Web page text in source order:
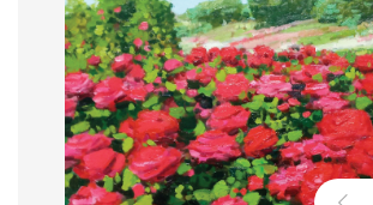
암환자의 관리 - 대구파티마병원 혈액종양내과 이선아
2026. 01. 02
2026.07.28
대구파티마병원, 스타키보청기 대구센터로부터 개원
노트북 기증 받아
2026.07.27